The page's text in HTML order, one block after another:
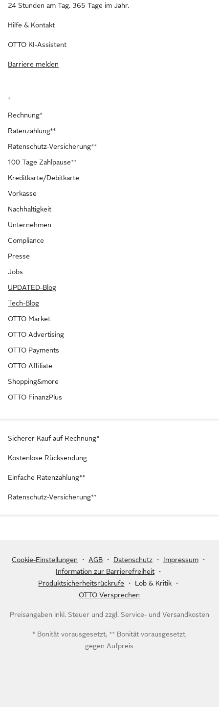
24 Stunden am Tag. 365 Tage im Jahr.
Hilfe & Kontakt
OTTO KI-Assistent
Barriere melden
*
Rechnung*
Ratenzahlung**
Ratenschutz-Versicherung**
100 Tage Zahlpause**
Kreditkarte/Debitkarte
Vorkasse
Nachhaltigkeit
Unternehmen
Compliance
Presse
Jobs
UPDATED-Blog
Tech-Blog
OTTO Market
OTTO Advertising
OTTO Payments
OTTO Affiliate
Shopping&more
OTTO FinanzPlus
Sicherer Kauf auf Rechnung*
Kostenlose Rücksendung
Einfache Ratenzahlung**
Ratenschutz-Versicherung**
Cookie-Einstellungen ・ AGB ・ Datenschutz ・ Impressum
・
Information zur Barrierefreiheit
・
Produktsicherheitsrückrufe
・ Lob & Kritik
・
OTTO Versprechen
Preisangaben inkl. Steuer und zzgl. Service- und Versandkosten
* Bonität vorausgesetzt, ** Bonität vorausgesetzt,
gegen Aufpreis